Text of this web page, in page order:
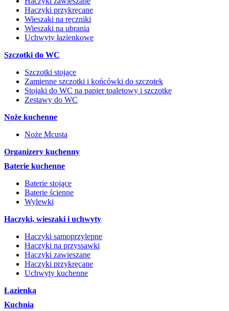
Haczyki przykręcane
Wieszaki na ręczniki
Wieszaki na ubrania
Uchwyty łazienkowe
Szczotki do WC
Szczotki stojące
Zamienne szczotki i końcówki do szczotek
Stojaki do WC na papier toaletowy i szczotkę
Zestawy do WC
Noże kuchenne
Noże Mcusta
Organizery kuchenny
Baterie kuchenne
Baterie stojące
Baterie ścienne
Wylewki
Haczyki, wieszaki i uchwyty
Haczyki samoprzylepne
Haczyki na przyssawki
Haczyki zawieszane
Haczyki przykręcane
Uchwyty kuchenne
Łazienka
Kuchnia